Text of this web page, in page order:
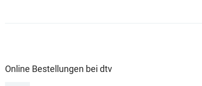
Online Bestellungen bei dtv